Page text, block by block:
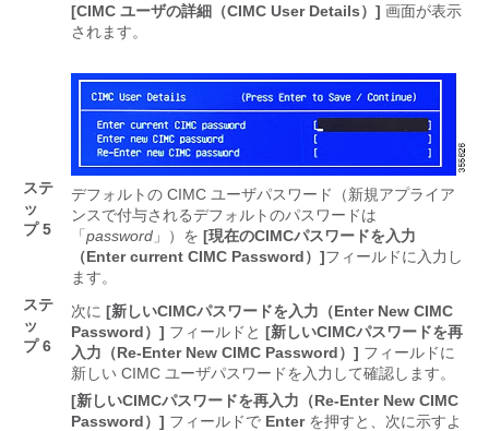
[CIMC ユーザの詳細（CIMC User Details）] 画面が表示
されます。
ステ
ッ
プ 5
デフォルトの CIMC ユーザパスワード（新規アプライア
ンスで付与されるデフォルトのパスワードは
「 password 」）を [現在のCIMCパスワードを入力
（Enter current CIMC Password）]フィールドに入力し
ます。
ステ
ッ
プ 6
次に [新しいCIMCパスワードを入力（Enter New CIMC
Password）] フィールドと [新しいCIMCパスワードを再
入力（Re-Enter New CIMC Password）] フィールドに
新しい CIMC ユーザパスワードを入力して確認します。
[新しいCIMCパスワードを再入力（Re-Enter New CIMC
Password）] フィールドで Enterを押すと、次に示すよ